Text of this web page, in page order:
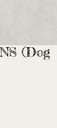
(Dog